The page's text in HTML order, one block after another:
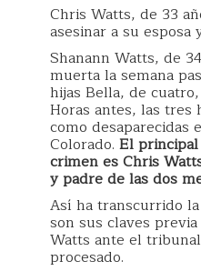
Chris Watts, de 33
asesinar a su esposa
Shanann Watts, de
muerta la semana
hijas Bella, de
Horas antes, las tres
como desaparecidas
Colorado. El
crimen es Chris
y padre de las dos
Así ha transcurrido
son sus claves
Watts ante el
procesado.